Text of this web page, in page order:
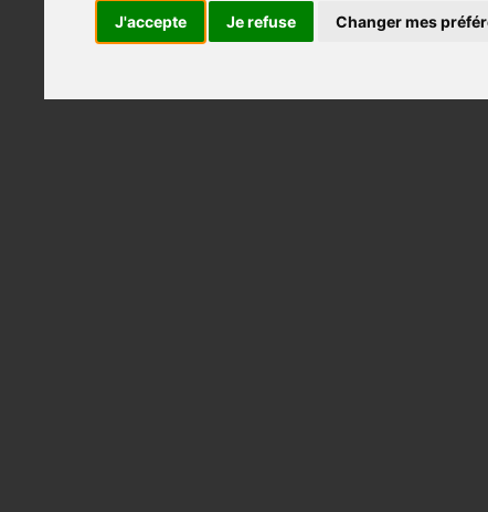
J'accepte Je refuse Changer mes
May 20, 2026